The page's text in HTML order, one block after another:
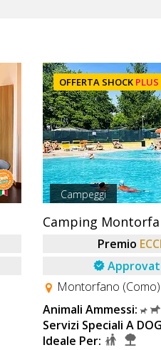
OFFERTA SHOCK PLUS
Campeggi
Camping
Premio
Montorfano
Animali Ammessi:
Servizi Speciali A
Ideale Per: